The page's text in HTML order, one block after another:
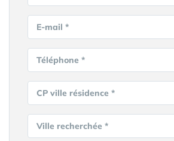
E-mail *
Téléphone *
CP ville résidence *
Ville recherchée *